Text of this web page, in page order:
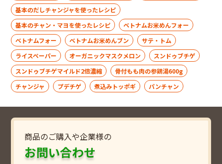
基本のだしチャンジャを使ったレシピ
基本のチャン・マヨを使ったレシピ
ベトナムお米めんフォー
ベトナムフォー
ベトナムお米めんブン
サテ・トム
ライスペーパー
オーガニックマスクメロン
スンドゥブチゲ
スンドゥブチゲマイルド2倍濃縮
骨付もも肉の参鶏湯600g
チャンジャ
プデチゲ 煮込みトッポギ パンチャン
商品のご購入や企業様の
お問い合わせ